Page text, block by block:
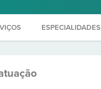
ESPECIALIDADES